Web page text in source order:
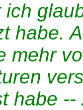
habe.
mehr
habe